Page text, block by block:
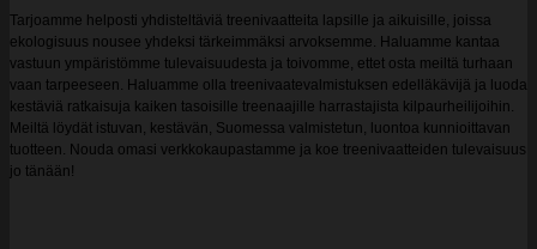
Tarjoamme helposti yhdisteltäviä treenivaatteita lapsille ja aikuisille, joissa
ekologisuus nousee yhdeksi tärkeimmäksi arvoksemme. Haluamme kantaa
vastuun ympäristömme tulevaisuudesta ja toivomme, ettet osta meiltä turhaan
vaan tarpeeseen. Haluamme olla treenivaatevalmistuksen edelläkävijä ja luoda
kestäviä ratkaisuja kaiken tasoisille treenaajille harrastajista kilpaurheilijoihin.
Meiltä löydät istuvan, kestävän, Suomessa valmistetun, luontoa kunnioittavan
tuotteen. Nouda omasi verkkokaupastamme ja koe treenivaatteiden tulevaisuus
jo tänään!